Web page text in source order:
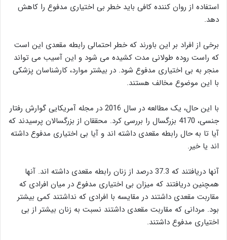
استفاده از روان کننده کافی باید خطر بی اختیاری مدفوع را کاهش
دهد.
برخی از افراد بر این باورند که خطر احتمالی رابطه مقعدی این است
که راست روده طولانی مدت کشیده می شود و این آسیب می تواند
منجر به بی اختیاری مدفوع شود. در بیشتر موارد، کارشناسان پزشکی
با این موضوع مخالف هستند.
با این حال، یک مطالعه در سال 2016 در مجله آمریکایی گوارش رفتار
جنسی، 4170 بزرگسال را بررسی کرد. محققان از بزرگسالان پرسیدند که
آیا تا به حال رابطه مقعدی داشته اند و آیا بی اختیاری مدفوع داشته
اند یا خیر.
آنها دریافتند که 37.3 درصد از زنان رابطه مقعدی داشته اند. آنها
همچنین دریافتند که میزان بی اختیاری مدفوع در میان افرادی که
مقاربت مقعدی داشتند در مقایسه با افرادی که نداشتند کمی بیشتر
بود. مردانی که مقاربت مقعدی داشتند نسبت به زنان بیشتر از بی
اختیاری مدفوع داشتند.